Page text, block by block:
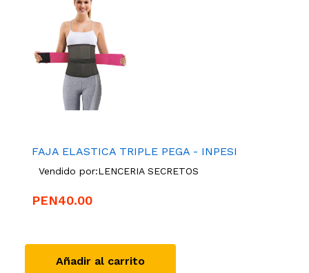
FAJA ELASTICA TRIPLE PEGA - INPESI
Vendido por:LENCERIA SECRETOS
PEN40.00
Añadir al carrito